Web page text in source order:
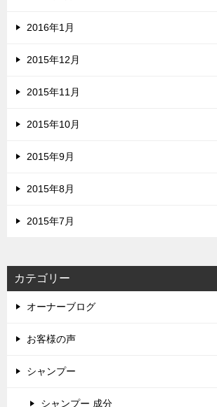
2016年1月
2015年12月
2015年11月
2015年10月
2015年9月
2015年8月
2015年7月
カテゴリー
オーナーブログ
お客様の声
シャンプー
シャンプー 成分